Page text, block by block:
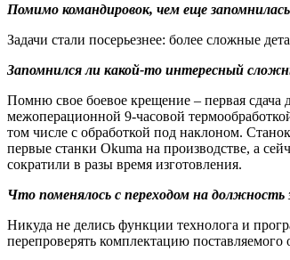
Помимо командировок, чем еще
Задачи стали посерьезнее: более сложные
Запомнился ли какой-то интересный
Помню свое боевое крещение – первая сдача
межоперационной 9-часовой
том числе с обработкой под наклоном.
первые станки Okuma на производстве, а
сократили в разы время изготовления.
Что поменялось с переходом на
Никуда не делись функции технолога и
перепроверять комплектацию поставляемого